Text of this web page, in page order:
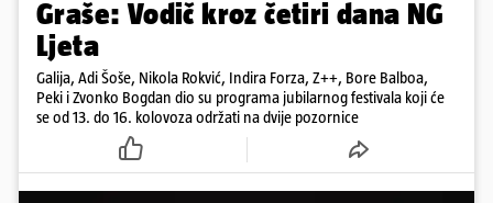
Graše: Vodič kroz četiri dana NG
Ljeta
Galija, Adi Šoše, Nikola Rokvić, Indira Forza, Z++, Bore Balboa,
Peki i Zvonko Bogdan dio su programa jubilarnog festivala koji će
se od 13. do 16. kolovoza održati na dvije pozornice